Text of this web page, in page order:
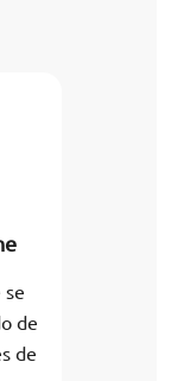
se
de
de